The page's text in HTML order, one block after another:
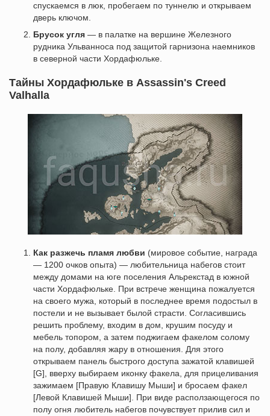
спускаемся в люк, пробегаем по туннелю и открываем
дверь ключом.
Брусок угля — в палатке на вершине Железного
рудника Ульванноса под защитой гарнизона наемников
в северной части Хордафюльке.
Тайны Хордафюльке в Assassin's Creed
Valhalla
Как разжечь пламя любви (мировое событие, награда
— 1200 очков опыта) — любительница набегов стоит
между домами на юге поселения Альрекстад в южной
части Хордафюльке. При встрече женщина пожалуется
на своего мужа, который в последнее время подостыл в
постели и не вызывает былой страсти. Согласившись
решить проблему, входим в дом, крушим посуду и
мебель топором, а затем поджигаем факелом солому
на полу, добавляя жару в отношения. Для этого
открываем панель быстрого доступа зажатой клавишей
[G], вверху выбираем иконку факела, для прицеливания
зажимаем [Правую Клавишу Мыши] и бросаем факел
[Левой Клавишей Мыши]. При виде расползающегося по
полу огня любитель набегов почувствует прилив сил и